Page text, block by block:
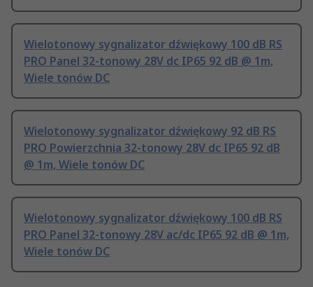
Wielotonowy sygnalizator dźwiękowy 100 dB RS
PRO Panel 32-tonowy 28V dc IP65 92 dB @ 1m,
Wiele tonów DC
Wielotonowy sygnalizator dźwiękowy 92 dB RS
PRO Powierzchnia 32-tonowy 28V dc IP65 92 dB
@ 1m, Wiele tonów DC
Wielotonowy sygnalizator dźwiękowy 100 dB RS
PRO Panel 32-tonowy 28V ac/dc IP65 92 dB @ 1m,
Wiele tonów DC